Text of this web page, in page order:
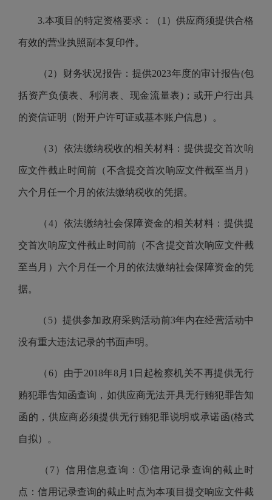
3.本项目的特定资格要求：（1）供应商须提供合格
有效的营业执照副本复印件。
（2）财务状况报告：提供2023年度的审计报告(包
括资产负债表、利润表、现金流量表)；或开户行出具
的资信证明（附开户许可证或基本账户信息）。
（3）依法缴纳税收的相关材料：提供提交首次响
应文件截止时间前（不含提交首次响应文件截至当月）
六个月任一个月的依法缴纳税收的凭据。
（4）依法缴纳社会保障资金的相关材料：提供提
交首次响应文件截止时间前（不含提交首次响应文件截
至当月）六个月任一个月的依法缴纳社会保障资金的凭
据。
（5）提供参加政府采购活动前3年内在经营活动中
没有重大违法记录的书面声明。
（6）由于2018年8月1日起检察机关不再提供无行
贿犯罪告知函查询，如供应商无法开具无行贿犯罪告知
函的，供应商必须提供无行贿犯罪说明或承诺函(格式
自拟）。
（7）信用信息查询：①信用记录查询的截止时
点：信用记录查询的截止时点为本项目提交响应文件截